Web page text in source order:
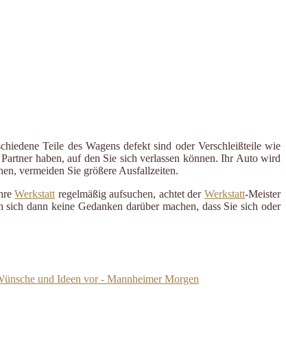
Teile des Wagens defekt sind oder Verschleißteile wie
haben, auf den Sie sich verlassen können. Ihr Auto wird
vermeiden Sie größere Ausfallzeiten.
Werkstatt regelmäßig aufsuchen, achtet derWerkstatt-Meister
dann keine Gedanken darüber machen, dass Sie sich oder
und Ideen vor - Mannheimer Morgen